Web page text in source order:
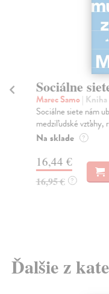
Sociálne
Marec Samo| Kniha
Sociálne siete nám
medziľudské vzťahy,
Na sklade ?
16,44 €
16,95 € ?
Ďalšie z